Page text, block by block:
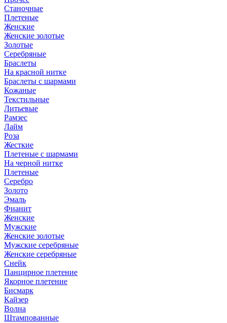
Станочные
Плетеные
Женские
Женские золотые
Золотые
Серебряные
Браслеты
На красной нитке
Браслеты с шармами
Кожаные
Текстильные
Литьевые
Рамзес
Лайм
Роза
Жесткие
Плетеные с шармами
На черной нитке
Плетеные
Серебро
Золото
Эмаль
Фианит
Женские
Мужские
Женские золотые
Мужские серебряные
Женские серебряные
Снейк
Панцирное плетение
Якорное плетение
Бисмарк
Кайзер
Волна
Штампованные